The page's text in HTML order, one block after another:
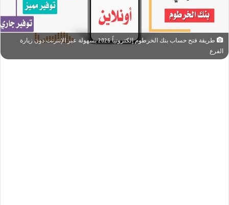
طريقة فتح حساب بنك الخرطوم إلكترونياً 2026 بسهولة عبر الإنترنت دون زيارة
الفرع